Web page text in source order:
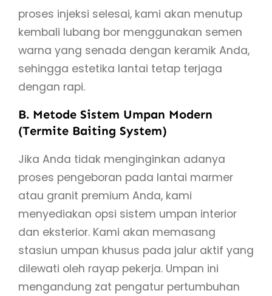
proses injeksi selesai, kami akan menutup
kembali lubang bor menggunakan semen
warna yang senada dengan keramik Anda,
sehingga estetika lantai tetap terjaga
dengan rapi.
B. Metode Sistem Umpan Modern
(Termite Baiting System)
Jika Anda tidak menginginkan adanya
proses pengeboran pada lantai marmer
atau granit premium Anda, kami
menyediakan opsi sistem umpan interior
dan eksterior. Kami akan memasang
stasiun umpan khusus pada jalur aktif yang
dilewati oleh rayap pekerja. Umpan ini
mengandung zat pengatur pertumbuhan